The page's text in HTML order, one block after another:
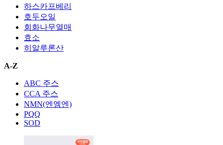
하스카프베리
호두오일
회화나무열매
효소
히알루론산
A-Z
ABC 주스
CCA 주스
NMN(엔엠엔)
PQQ
SOD